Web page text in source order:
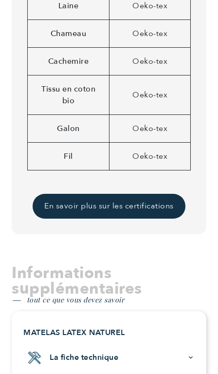
Laine Oeko-tex
Chameau Oeko-tex
Cachemire Oeko-tex
Tissu en coton
bio
Oeko-tex
Galon Oeko-tex
Fil Oeko-tex
En savoir plus sur les certifications
Informations
supplémentaires
tout ce que vous devez savoir
MATELAS LATEX NATUREL
La fiche technique keyboard_arrow_down